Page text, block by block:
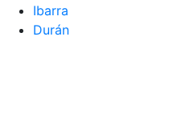
Ibarra
Durán